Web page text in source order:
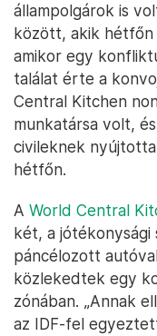
állampolgárok is
között, akik hétfőn
amikor egy
találat érte a
Central Kitchen
munkatársa volt,
civileknek
hétfőn.
A World Central
két, a
páncélozott
közlekedtek egy
zónában. „Annak
az IDF-fel